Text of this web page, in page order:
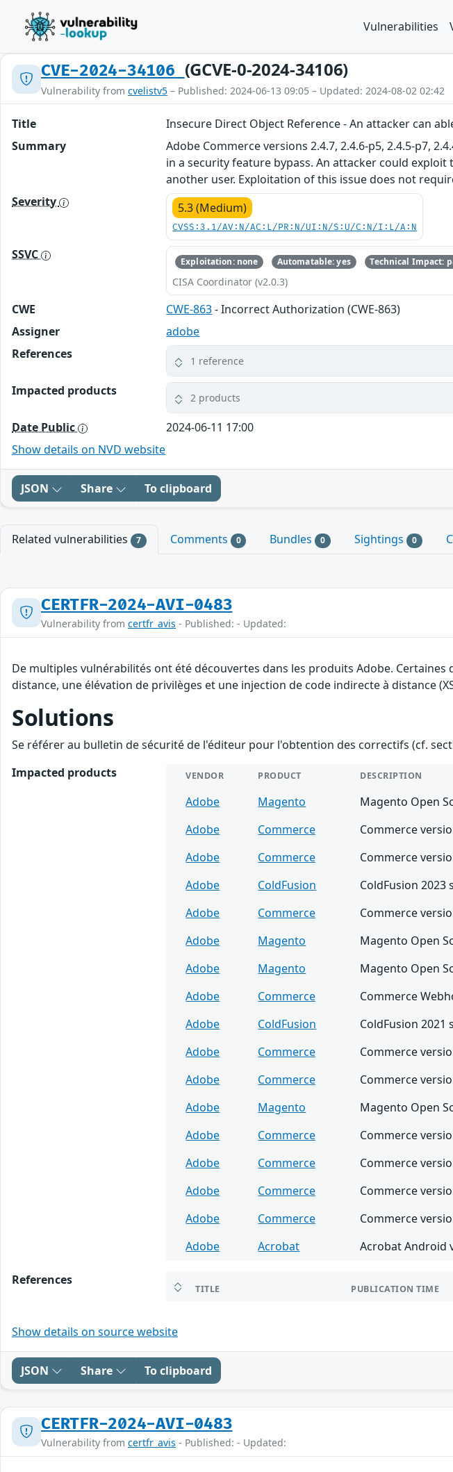
Vulnerabilities
CVE-2024-34106 (GCVE-0-2024-34106)
Vulnerability from cvelistv5 – Published: 2024-06-13 09:05 – Updated: 2024-08-02 02:42
Title
Insecure Direct Object Reference - An attacker can
Summary
Adobe Commerce versions 2.4.7, 2.4.6-p5, 2.4.5-p7,
in a security feature bypass. An attacker could
another user. Exploitation of this issue does not
Severity
5.3 (Medium)
CVSS:3.1/AV:N/AC:L/PR:N/UI:N/S:U/C:N/I:L/A:N
SSVC Exploitation: none Automatable: yes Technical Impact:
CISA Coordinator (v2.0.3)
CWE CWE-863- Incorrect Authorization (CWE-863)
Assigner
adobe
References
1 reference
Impacted products 2 products
Date Public
2024-06-11 17:00
Show details on NVD website
JSON Share To clipboard
Related vulnerabilities 7 Comments 0 Bundles 0 Sightings 0
CERTFR-2024-AVI-0483
Vulnerability from certfr_avis - Published: - Updated:
De multiples vulnérabilités ont été découvertes dans les produits Adobe.
distance, une élévation de privilèges et une injection de code indirecte à distance
Solutions
Se référer au bulletin de sécurité de l'éditeur pour l'obtention des correctifs (cf.
Impacted products
VENDOR PRODUCT DESCRIPTION
Adobe Magento
Magento Open
Adobe
Commerce
Commerce
Adobe
Commerce
Commerce
Adobe
ColdFusion
ColdFusion
Adobe
Commerce
Commerce
Adobe
Magento
Magento Open
Adobe
Magento
Magento Open
Adobe
Commerce
Commerce
Adobe
ColdFusion
ColdFusion
Adobe
Commerce
Commerce
Adobe
Commerce
Commerce
Adobe
Magento
Magento Open
Adobe
Commerce
Commerce
Adobe
Commerce
Commerce
Adobe
Commerce
Commerce
Adobe
Commerce
Commerce
Adobe
Acrobat Acrobat Android
References
TITLE PUBLICATION TIME
Show details on source website
JSON Share To clipboard
CERTFR-2024-AVI-0483
Vulnerability from certfr_avis - Published: - Updated: